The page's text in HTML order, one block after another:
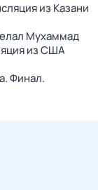
из Казани
Мухаммад
из США
Финал.